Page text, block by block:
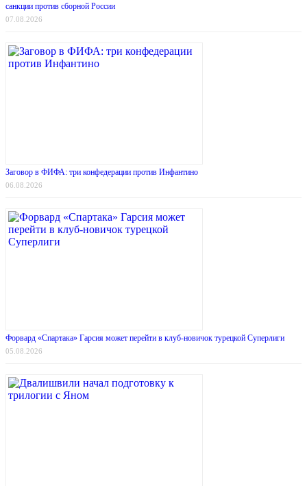
санкции против сборной России
07.08.2026
Заговор в ФИФА: три конфедерации против Инфантино
06.08.2026
Форвард «Спартака» Гарсия может перейти в клуб-новичок турецкой Суперлиги
05.08.2026